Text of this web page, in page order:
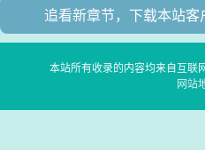
追看新章节，下载本站客
本站所有收录的内容均来自互联
网站